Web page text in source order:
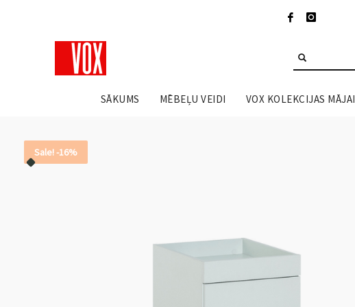
SĀKUMS MĒBEĻU VEIDI VOX KOLEKCIJAS MĀJAI
Sale! -16%